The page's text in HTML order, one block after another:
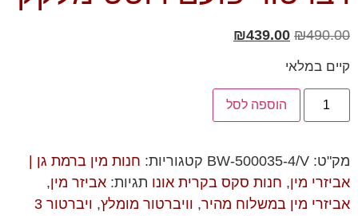
₪490.00
₪439.00
קיים במלאי
הוספה לסל
מק"ט: BW-500035-4/V קטגוריות: חנות מין ברמת גן |
אביזרי מין, חנות סקס בקרית אונו תגיות: אביזר מין,
אביזרי מין במשלוח מהיר, וויברטור מומלץ,
ויברטור 3